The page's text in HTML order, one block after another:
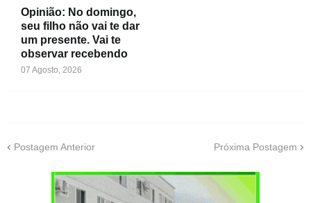
Opinião: No domingo,
seu filho não vai te dar
um presente. Vai te
observar recebendo
07 Agosto, 2026
Postagem Anterior Próxima Postagem